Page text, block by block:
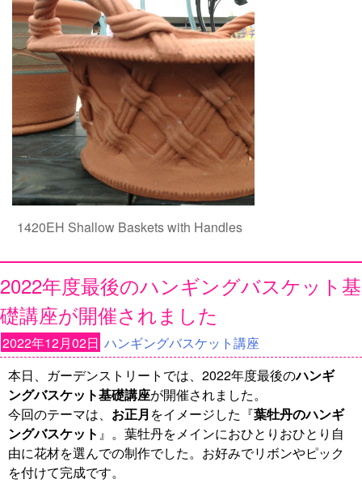
1420EH Shallow Baskets with Handles
2022年度最後のハンギングバスケット基
礎講座が開催されました
2022年12月02日 ハンギングバスケット講座
本日、ガーデンストリートでは、2022年度最後のハンギ
ングバスケット基礎講座が開催されました。
今回のテーマは、 お正月をイメージした『葉牡丹のハンギ
ングバスケット 』。葉牡丹をメインにおひとりおひとり自
由に花材を選んでの制作でした。お好みでリボンやピック
を付けて完成です。